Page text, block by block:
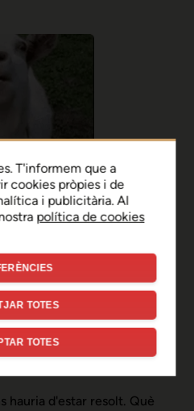
ha hagut un
temporal
hauria d'estar resolt. Què
T'informem que a
cookies pròpies i de
i publicitària. Al
política de cookies
TOTES
TOTES